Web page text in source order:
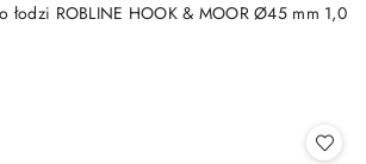
łodzi ROBLINE HOOK & MOOR Ø45 mm 1,0